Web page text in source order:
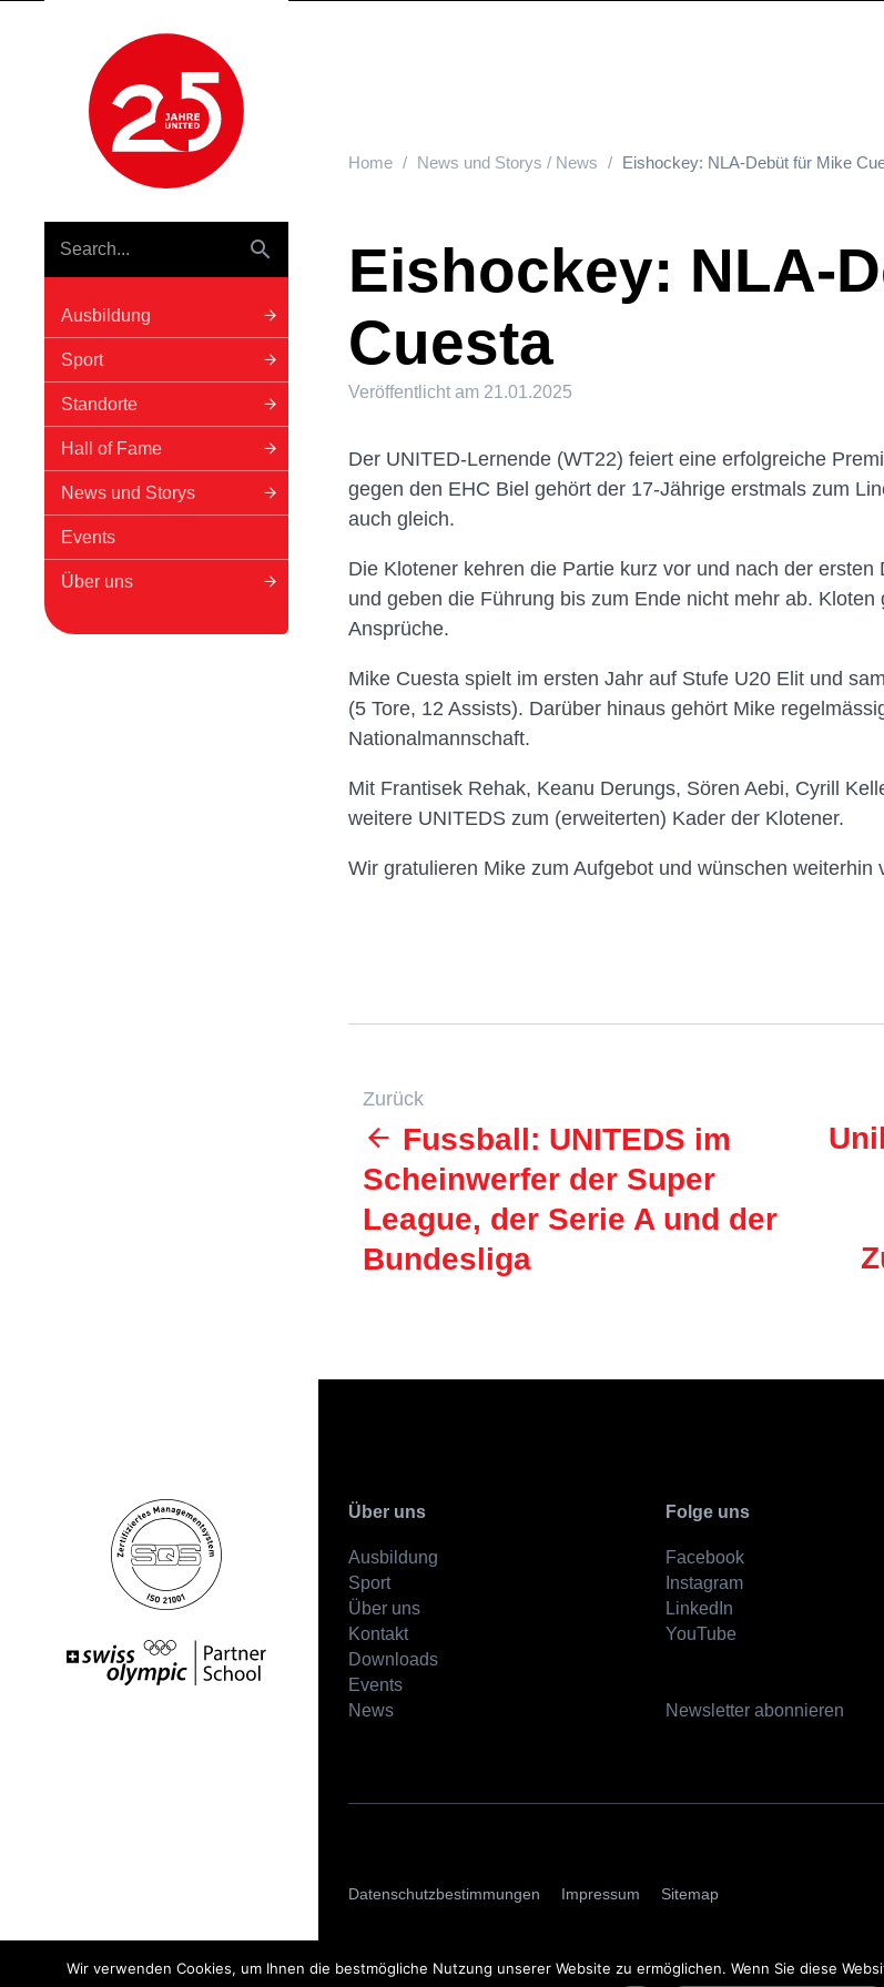
Hauptnavigation
Ausbildung
Sport
Standorte
Hall of Fame
News und Storys
Events
Über uns
Home News und Storys / News Eishockey: NLA-Debüt für Mike
Eishockey: NLA-
Cuesta
Veröffentlicht am 21.01.2025
Der UNITED-Lernende (WT22) feiert eine erfolgreiche
gegen den EHC Biel gehört der 17-Jährige erstmals zum
auch gleich.
Die Klotener kehren die Partie kurz vor und nach der
und geben die Führung bis zum Ende nicht mehr ab.
Ansprüche.
Mike Cuesta spielt im ersten Jahr auf Stufe U20 Elit und
(5 Tore, 12 Assists). Darüber hinaus gehört Mike
Nationalmannschaft.
Mit Frantisek Rehak, Keanu Derungs, Sören Aebi, Cyrill
weitere UNITEDS zum (erweiterten) Kader der Klotener.
Wir gratulieren Mike zum Aufgebot und wünschen weiterhin
Zurück
Fussball: UNITEDS im
Scheinwerfer der Super
League, der Serie A und der
Bundesliga
Über uns
Ausbildung
Sport
Über uns
Kontakt
Downloads
Events
News
Folge uns
Facebook
Instagram
LinkedIn
YouTube
Newsletter abonnieren
Datenschutzbestimmungen AGBs
Impressum Sitemap
Wir verwenden Cookies, um Ihnen die bestmögliche Nutzung unserer Website zu ermöglichen. Wenn Sie diese